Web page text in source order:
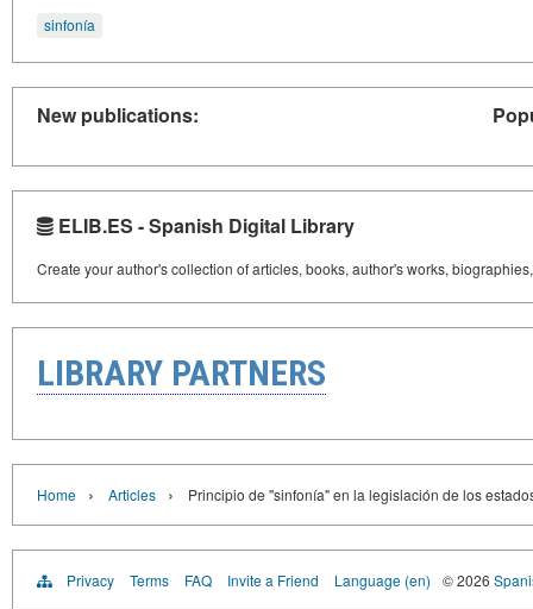
sinfonía
New publications:
ELIB.ES - Spanish Digital Library
Create your author's collection of articles, books, author's works,
LIBRARY PARTNERS
Home › Articles › Principio de "sinfonía" en la legislación de los
Privacy Terms FAQ Invite a Friend Language (en) © 2026